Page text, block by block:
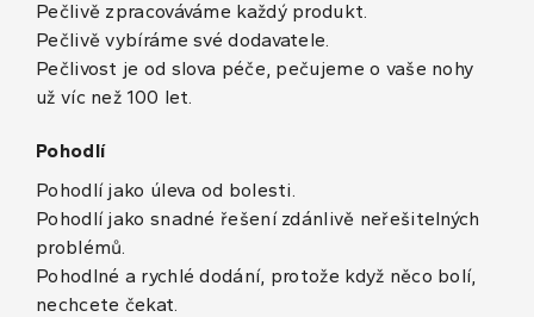
Pečlivě zpracováváme každý produkt.
Pečlivě vybíráme své dodavatele.
Pečlivost je od slova péče, pečujeme o vaše nohy
už víc než 100 let.
Pohodlí
Pohodlí jako úleva od bolesti.
Pohodlí jako snadné řešení zdánlivě neřešitelných
problémů.
Pohodlné a rychlé dodání, protože když něco bolí,
nechcete čekat.